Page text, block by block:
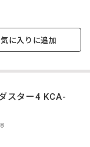
に入りに追加
スター4 KCA-